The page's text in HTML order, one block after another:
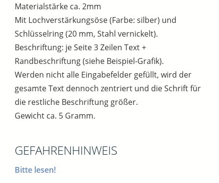
Materialstärke ca. 2mm
Mit Lochverstärkungsöse (Farbe: silber) und
Schlüsselring (20 mm, Stahl vernickelt).
Beschriftung: je Seite 3 Zeilen Text +
Randbeschriftung (siehe Beispiel-Grafik).
Werden nicht alle Eingabefelder gefüllt, wird der
gesamte Text dennoch zentriert und die Schrift für
die restliche Beschriftung größer.
Gewicht ca. 5 Gramm.
GEFAHRENHINWEIS
Bitte lesen!